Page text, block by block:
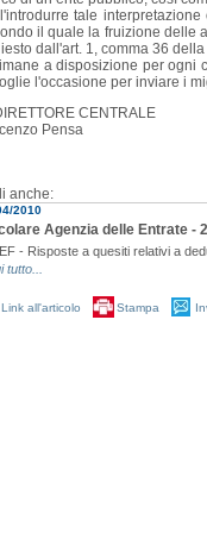
tale
il quale la fruizione delle
dall'art. 1, comma 36
a disposizione per ogni
l'occasione per inviare i
CENTRALE
Pensa
anche:
2010
Agenzia delle Entrate -
- Risposte a quesiti relativi a
tutto...
Link all'articolo Stampa